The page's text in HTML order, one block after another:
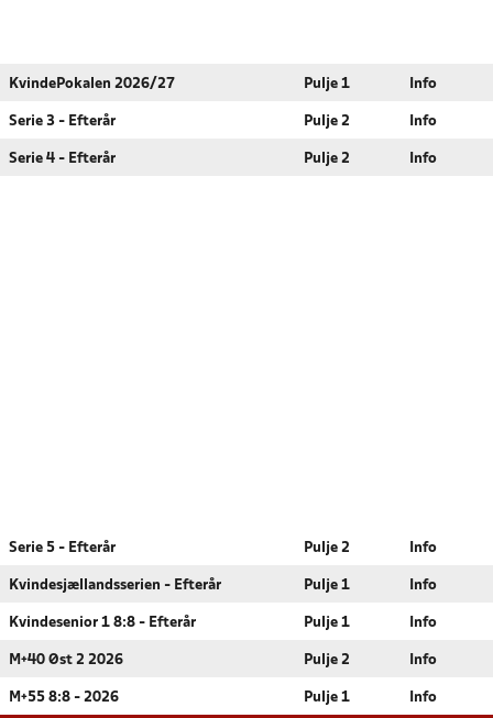
KvindePokalen 2026/27 Pulje 1 Info
Serie 3 - Efterår Pulje 2 Info
Serie 4 - Efterår Pulje 2 Info
Serie 5 - Efterår Pulje 2 Info
Kvindesjællandsserien - Efterår Pulje 1 Info
Kvindesenior 1 8:8 - Efterår Pulje 1 Info
M+40 Øst 2 2026 Pulje 2 Info
M+55 8:8 - 2026 Pulje 1 Info